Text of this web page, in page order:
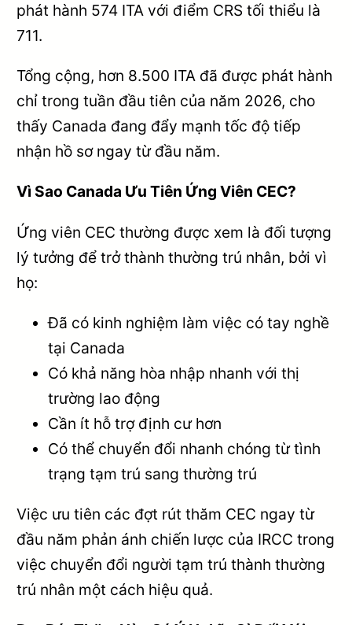
phát hành 574 ITA với điểm CRS tối thiểu là
711.
Tổng cộng, hơn 8.500 ITA đã được phát hành
chỉ trong tuần đầu tiên của năm 2026, cho
thấy Canada đang đẩy mạnh tốc độ tiếp
nhận hồ sơ ngay từ đầu năm.
Vì Sao Canada Ưu Tiên Ứng Viên CEC?
Ứng viên CEC thường được xem là đối tượng
lý tưởng để trở thành thường trú nhân, bởi vì
họ:
Đã có kinh nghiệm làm việc có tay nghề
tại Canada
Có khả năng hòa nhập nhanh với thị
trường lao động
Cần ít hỗ trợ định cư hơn
Có thể chuyển đổi nhanh chóng từ tình
trạng tạm trú sang thường trú
Việc ưu tiên các đợt rút thăm CEC ngay từ
đầu năm phản ánh chiến lược của IRCC trong
việc chuyển đổi người tạm trú thành thường
trú nhân một cách hiệu quả.